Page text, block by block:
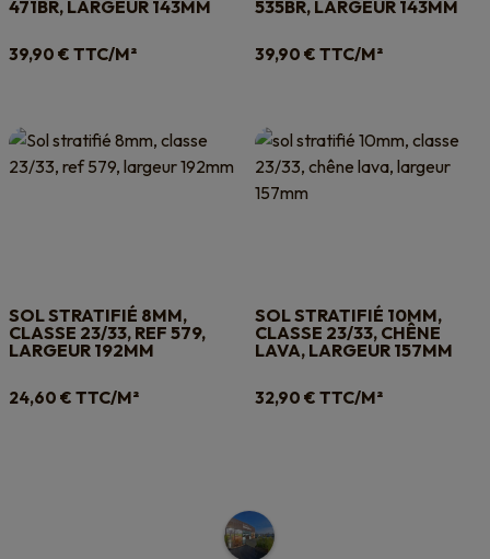
471BR, LARGEUR 143MM
39,90 € TTC/M²
535BR, LARGEUR 143MM
39,90 € TTC/M²
SOL STRATIFIÉ 8MM,
CLASSE 23/33, REF 579,
LARGEUR 192MM
24,60 € TTC/M²
SOL STRATIFIÉ 10MM,
CLASSE 23/33, CHÊNE
LAVA, LARGEUR 157MM
32,90 € TTC/M²